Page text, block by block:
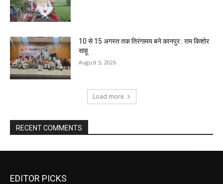
10 से 15 अगस्त तक तिरंगामय बने कानपुर : राम किशोर
साहू
August 5, 2026
Load more
RECENT COMMENTS
EDITOR PICKS